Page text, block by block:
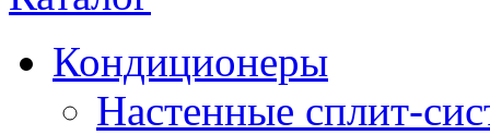
Кондиционеры
Настенные сплит-